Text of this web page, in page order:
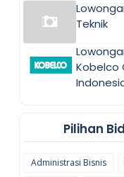
Teknik
Kobelco
Pilihan
Administrasi Bisnis